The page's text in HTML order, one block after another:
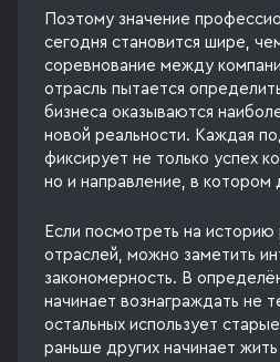
Поэтому значение
сегодня становится шире,
соревнование между
отрасль пытается
бизнеса оказываются
новой реальности. Каждая
фиксирует не только успех
но и направление, в котором
Если посмотреть на историю
отраслей, можно заметить
закономерность. В
начинает вознаграждать не
остальных использует
раньше других начинает